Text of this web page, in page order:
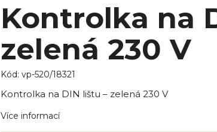
Kontrolka na
zelená 230 V
Kód: vp-520/18321
Kontrolka na DIN lištu – zelená 230 V
Více informací